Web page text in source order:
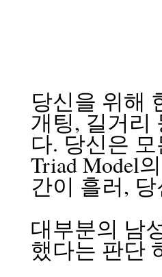
당신을 위해
개팅, 길거리
다. 당신은
Triad Model
간이 흘러,
대부분의 남
했다는 판단